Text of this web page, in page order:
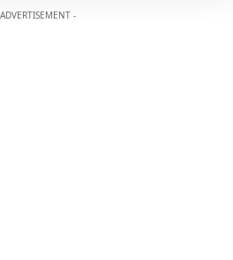
-